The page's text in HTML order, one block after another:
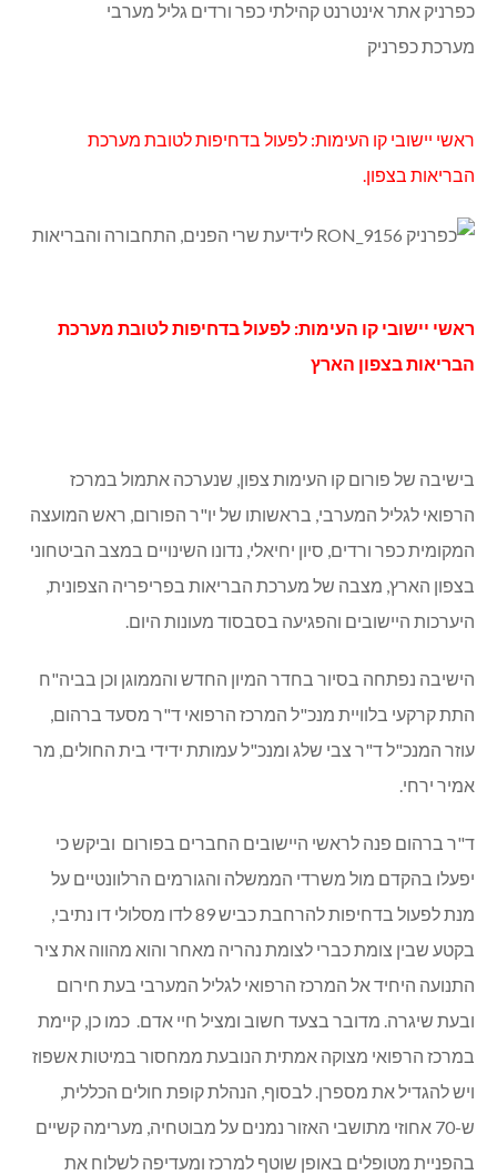
כפרניק אתר אינטרנט קהילתי כפר ורדים גליל מערבי
מערכת כפרניק
ראשי יישובי קו העימות: לפעול בדחיפות לטובת מערכת
הבריאות בצפון.
ראשי יישובי קו העימות: לפעול בדחיפות לטובת מערכת
הבריאות בצפון הארץ
בישיבה של פורום קו העימות צפון, שנערכה אתמול במרכז
הרפואי לגליל המערבי, בראשותו של יו"ר הפורום, ראש המועצה
המקומית כפר ורדים, סיון יחיאלי, נדונו השינויים במצב הביטחוני
בצפון הארץ, מצבה של מערכת הבריאות בפריפריה הצפונית,
היערכות היישובים והפגיעה בסבסוד מעונות היום.
הישיבה נפתחה בסיור בחדר המיון החדש והממוגן וכן בביה"ח
התת קרקעי בלוויית מנכ"ל המרכז הרפואי ד"ר מסעד ברהום,
עוזר המנכ"ל ד"ר צבי שלג ומנכ"ל עמותת ידידי בית החולים, מר
אמיר ירחי.
ד"ר ברהום פנה לראשי היישובים החברים בפורום וביקש כי
יפעלו בהקדם מול משרדי הממשלה והגורמים הרלוונטיים על
מנת לפעול בדחיפות להרחבת כביש 89 לדו מסלולי דו נתיבי,
בקטע שבין צומת כברי לצומת נהריה מאחר והוא מהווה את ציר
התנועה היחיד אל המרכז הרפואי לגליל המערבי בעת חירום
ובעת שיגרה. מדובר בצעד חשוב ומציל חיי אדם. כמו כן, קיימת
במרכז הרפואי מצוקה אמתית הנובעת ממחסור במיטות אשפוז
ויש להגדיל את מספרן. לבסוף, הנהלת קופת חולים הכללית,
ש-70 אחוזי מתושבי האזור נמנים על מבוטחיה, מערימה קשיים
בהפניית מטופלים באופן שוטף למרכז ומעדיפה לשלוח את